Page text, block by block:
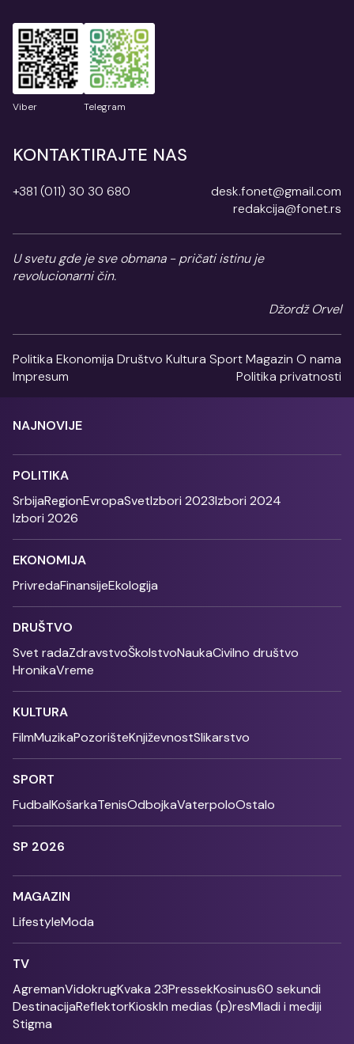
Viber Telegram
KONTAKTIRAJTE NAS
+381 (011) 30 30 680
desk.fonet@gmail.com
redakcija@fonet.rs
U svetu gde je sve obmana - pričati istinu je
revolucionarni čin.
Džordž Orvel
Politika Ekonomija Društvo Kultura SportMagazin O nama
Impresum
Politika privatnosti
NAJNOVIJE
POLITIKA
SrbijaRegionEvropaSvetIzbori 2023Izbori 2024
Izbori 2026
EKONOMIJA
PrivredaFinansijeEkologija
DRUŠTVO
Svet radaZdravstvoŠkolstvoNaukaCivilno društvo
HronikaVreme
KULTURA
FilmMuzikaPozorišteKnjiževnostSlikarstvo
SPORT
FudbalKošarkaTenisOdbojkaVaterpoloOstalo
SP 2026
MAGAZIN
LifestyleModa
TV
AgremanVidokrugKvaka 23PressekKosinus60 sekundi
DestinacijaReflektorKioskIn medias (p)resMladi i mediji
Stigma